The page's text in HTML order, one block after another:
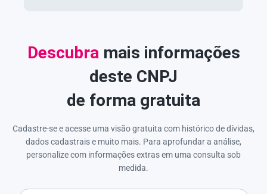
Descubra mais informações
deste CNPJ
de forma gratuita
Cadastre-se e acesse uma visão gratuita com histórico de dívidas,
dados cadastrais e muito mais. Para aprofundar a análise,
personalize com informações extras em uma consulta sob
medida.